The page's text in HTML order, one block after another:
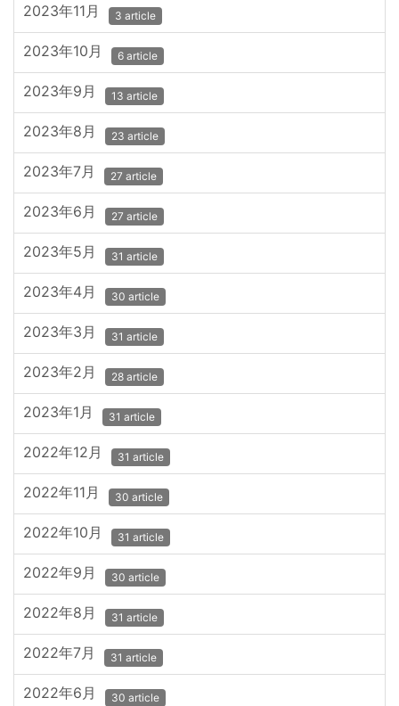
2023年11月 3 article
2023年10月 6 article
2023年9月 13 article
2023年8月 23 article
2023年7月 27 article
2023年6月 27 article
2023年5月 31 article
2023年4月 30 article
2023年3月 31 article
2023年2月 28 article
2023年1月 31 article
2022年12月 31 article
2022年11月 30 article
2022年10月 31 article
2022年9月 30 article
2022年8月 31 article
2022年7月 31 article
2022年6月 30 article